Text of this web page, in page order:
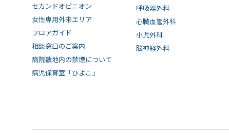
セカンドオピニオン
女性専用外来エリア
フロアガイド
相談窓口のご案内
病院敷地内の禁煙について
病児保育室「ひよこ」
呼吸器外科
心臓血管外科
小児外科
脳神経外科